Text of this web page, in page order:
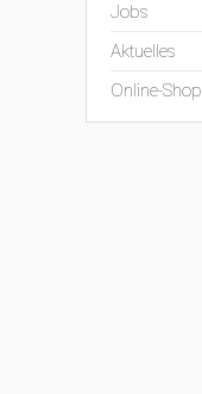
Jobs
Aktuelles
Online-Shop